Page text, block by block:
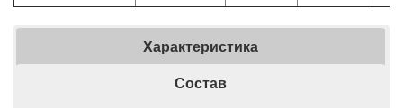
Характеристика
Состав